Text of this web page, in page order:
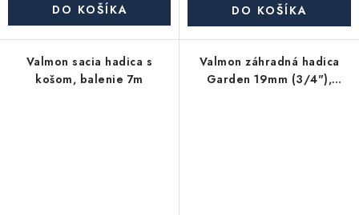
DO KOŠÍKA DO KOŠÍKA
Valmon sacia hadica s
košom, balenie 7m
Valmon záhradná hadica
Garden 19mm (3/4"),